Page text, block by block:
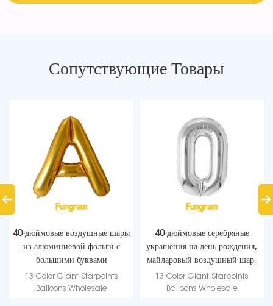
Сопутствующие Товары
40-дюймовые воздушные шары
из алюминиевой фольги с
большими буквами
13 Color Giant Starpoints
Balloons Wholesale
40-дюймовые серебряные
украшения на день рождения,
майларовый воздушный шар,
оптом
13 Color Giant Starpoints
Balloons Wholesale